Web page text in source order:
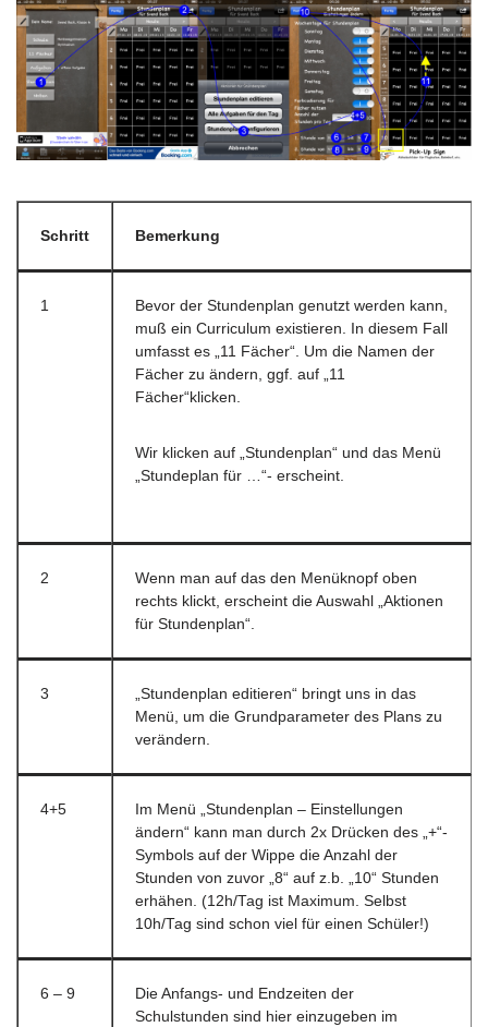
Schritt Bemerkung
1
Bevor der Stundenplan genutzt werden kann,
muß ein Curriculum existieren. In diesem Fall
umfasst es „11 Fächer“. Um die Namen der
Fächer zu ändern, ggf. auf „11
Fächer“klicken.
Wir klicken auf „Stundenplan“ und das Menü
„Stundeplan für …“- erscheint.
2
Wenn man auf das den Menüknopf oben
rechts klickt, erscheint die Auswahl „Aktionen
für Stundenplan“.
3
„Stundenplan editieren“ bringt uns in das
Menü, um die Grundparameter des Plans zu
verändern.
4+5
Im Menü „Stundenplan – Einstellungen
ändern“ kann man durch 2x Drücken des „+“-
Symbols auf der Wippe die Anzahl der
Stunden von zuvor „8“ auf z.b. „10“ Stunden
erhähen. (12h/Tag ist Maximum. Selbst
10h/Tag sind schon viel für einen Schüler!)
6 – 9
Die Anfangs- und Endzeiten der
Schulstunden sind hier einzugeben im